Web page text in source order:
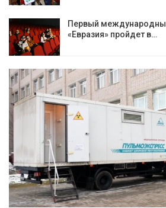
Первый
«Евразия» пройдет в…